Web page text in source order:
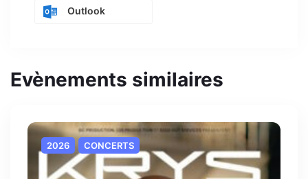
Outlook
Evènements similaires
2026 CONCERTS